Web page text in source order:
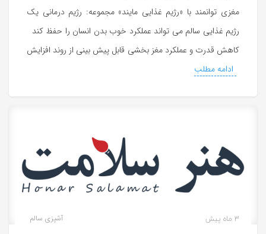
مغزی توانمند با «رژیم غذایی مایند» مجموعه: رژیم درمانی یک
رژیم غذایی سالم می تواند عملکرد خوب بدن انسان را حفظ کند
کاهش قدرت و عملکرد مغز بخشی قابل پیش بینی از روند افزایش
ادامه مطلب
آشپزی سالم 3 ماه پیش